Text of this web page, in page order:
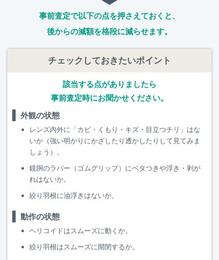
事前査定で以下の点を押さえておくと、
後からの減額を格段に減らせます。
チェックしておきたいポイント
該当する点がありましたら
事前査定時にお聞かせください。
外観の状態
レンズ内外に「カビ・くもり・キズ・目立つチリ」はな
いか（強い明かりにかざしたり透かしたりして見てみま
しょう）。
鏡胴のラバー（ゴムグリップ）にベタつきや浮き・剥が
れはないか。
絞り羽根に油浮きはないか。
動作の状態
ヘリコイドはスムーズに動くか。
絞り羽根はスムーズに開閉するか。